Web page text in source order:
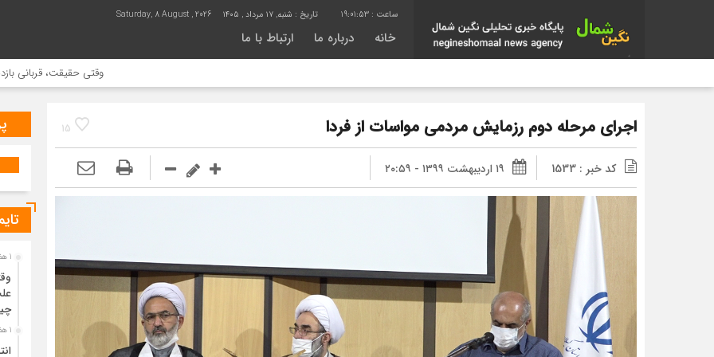
19:01:53 تاریخ : شنبه, ۱۷ مرداد , ۱۴۰۵ Saturday, 8 August , 2026
خانه درباره ما ارتباط با ما
وقتی حقیقت، قربانی بازدید
15 اجرای مرحله دوم رزمایش مردمی مواسات از فردا
کد خبر : 1533 ۱۹ اردیبهشت ۱۳۹۹ - ۲۰:۵۹
1 هفته قبل
1 هفته قبل